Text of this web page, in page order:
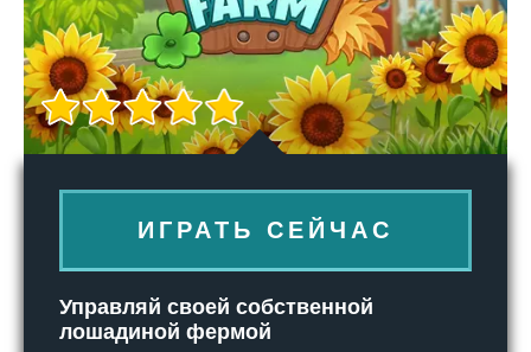
ИГРАТЬ СЕЙЧАС
Управляй своей собственной
лошадиной фермой